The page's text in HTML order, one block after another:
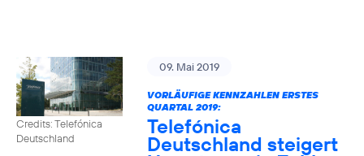
Credits: Telefónica
Deutschland
09. Mai 2019
VORLÄUFIGE KENNZAHLEN ERSTES
QUARTAL 2019:
Telefónica
Deutschland steigert